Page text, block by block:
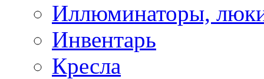
Иллюминаторы,
Инвентарь
Кресла